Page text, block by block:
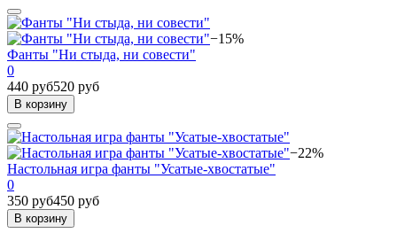
−15%
Фанты "Ни стыда, ни совести"
0
440 руб520 руб
В корзину
−22%
Настольная игра фанты "Усатые-хвостатые"
0
350 руб450 руб
В корзину